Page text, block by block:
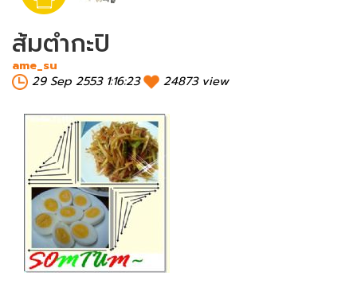
ส้มตำกะปิ
ame_su
29 Sep 2553 1:16:23
24873 view